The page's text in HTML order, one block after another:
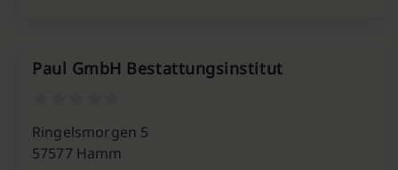
Paul GmbH Bestattungsinstitut
Ringelsmorgen 5
57577 Hamm